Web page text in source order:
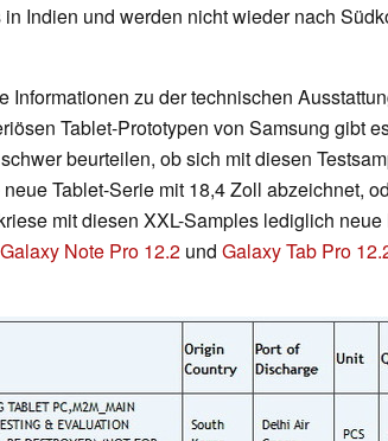
Indien und werden nicht wieder nach
Informationen zu der technischen
Tablet-Prototypen von Samsung gibt
beurteilen, ob sich mit diesen
Tablet-Serie mit 18,4 Zoll abzeichnet,
mit diesen XXL-Samples lediglich neue
Galaxy Note Pro 12.2 und Galaxy Tab Pro